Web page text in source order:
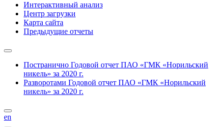
Интерактивный анализ
Центр загрузки
Карта сайта
Предыдущие отчеты
Постранично Годовой отчет ПАО «ГМК «Норильский
никель» за 2020 г.
Разворотами Годовой отчет ПАО «ГМК «Норильский
никель» за 2020 г.
en